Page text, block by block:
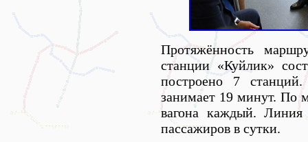
Протяжённость
станции «Куйлик»
построено 7
занимает 19 минут. По
вагона каждый. Линия
пассажиров в сутки.